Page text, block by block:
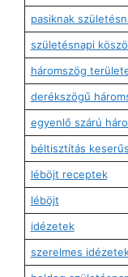
pasiknak
születésnapi
háromszög
derékszögű
egyenlő szárú
béltisztítás
léböjt receptek
léböjt
idézetek
szerelmes